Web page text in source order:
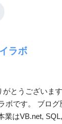
ラボ
とうございま
ボです。 ブロ
業はVB.net,